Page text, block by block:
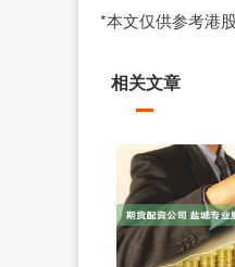
*本文仅供参考港
相关文章